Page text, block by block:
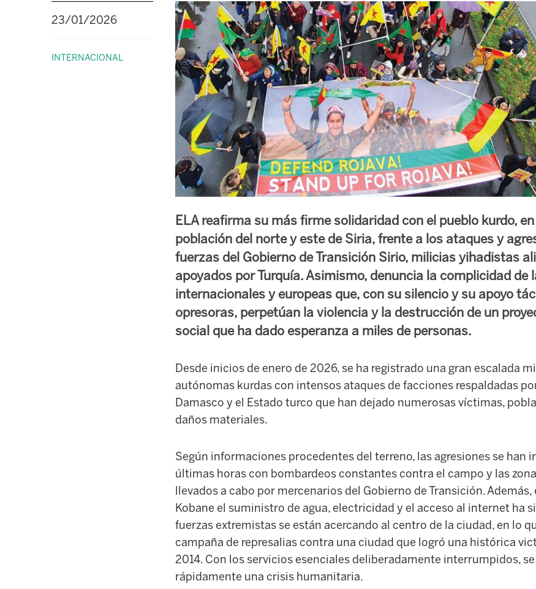
23/01/2026
INTERNACIONAL
ELA reafirma su más firme solidaridad con el pueblo kurdo,
población del norte y este de Siria, frente a los ataques y
fuerzas del Gobierno de Transición Sirio, milicias yihadistas
apoyados por Turquía. Asimismo, denuncia la complicidad de
internacionales y europeas que, con su silencio y su apoyo
opresoras, perpetúan la violencia y la destrucción de un
social que ha dado esperanza a miles de personas.
Desde inicios de enero de 2026, se ha registrado una gran escalada
autónomas kurdas con intensos ataques de facciones respaldadas
Damasco y el Estado turco que han dejado numerosas víctimas,
daños materiales.
Según informaciones procedentes del terreno, las agresiones se han
últimas horas con bombardeos constantes contra el campo y las
llevados a cabo por mercenarios del Gobierno de Transición.
Kobane el suministro de agua, electricidad y el acceso al internet ha
fuerzas extremistas se están acercando al centro de la ciudad, en lo
campaña de represalias contra una ciudad que logró una histórica
2014. Con los servicios esenciales deliberadamente interrumpidos,
rápidamente una crisis humanitaria.